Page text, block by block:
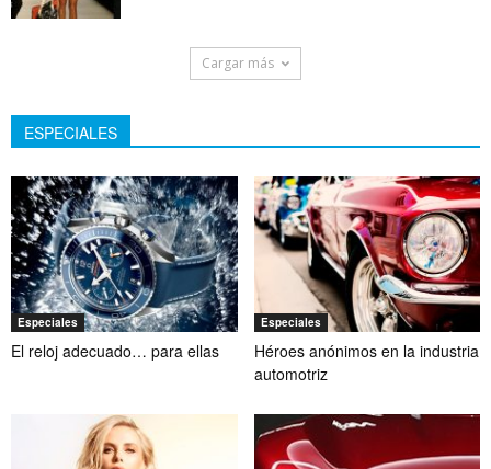
Cargar más
ESPECIALES
Especiales
El reloj adecuado… para ellas
Especiales
Héroes anónimos en la industria
automotriz